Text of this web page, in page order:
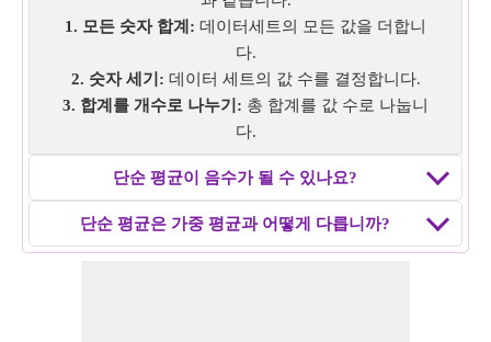
평균: 160cm
1. 모든 숫자 합계: 데이터세트의 모든 값을 더합니
다.
2. 숫자 세기: 데이터 세트의 값 수를 결정합니다.
3. 합계를 개수로 나누기: 총 합계를 값 수로 나눕니
다.
단순 평균이 음수가 될 수 있나요?
단순 평균은 가중 평균과 어떻게 다릅니까?